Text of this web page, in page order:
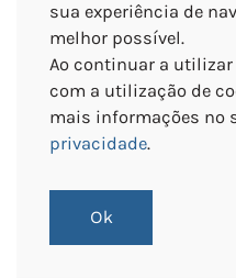
sua experiência de
melhor possível.
Ao continuar a
com a utilização de
mais informações no
privacidade.
Ok